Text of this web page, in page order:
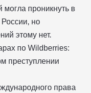
проникнуть в
но
этому нет.
по Wildberries:
преступлении
права